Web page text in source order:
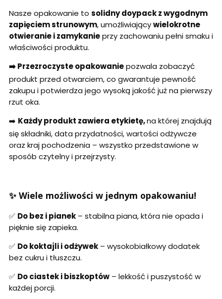
Nasze opakowanie to solidny doypack z wygodnym
zapięciem strunowym, umożliwiającywielokrotne
otwieranie i zamykanieprzy zachowaniu pełni smaku i
właściwości produktu.
➡️ Przezroczyste opakowaniepozwala zobaczyć
produkt przed otwarciem, co gwarantuje pewność
zakupu i potwierdza jego wysoką jakość już na pierwszy
rzut oka.
➡️ Każdy produkt zawiera etykietę,na której znajdują
się składniki, data przydatności, wartości odżywcze
oraz kraj pochodzenia – wszystko przedstawione w
sposób czytelny i przejrzysty.
✨ Wiele możliwości w jednym opakowaniu!
✅ Do bez i pianek – stabilna piana, która nie opada i
pięknie się zapieka.
✅ Do koktajli i odżywek – wysokobiałkowy dodatek
bez cukru i tłuszczu.
✅ Do ciastek i biszkoptów – lekkość i puszystość w
każdej porcji.